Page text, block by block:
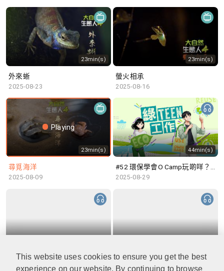
This website uses cookies to ensure you get the best
experience on our website. By continuing to browse
23min(s)
外來蜥
2025-08-23
23min(s)
螢火相承
2025-08-16
Playing
23min(s)
尋覓海洋
2025-08-09
44min(s)
#52 環保學會O Camp玩啲咩？ | 參與學生: Sammi、Cardi、Charles (香港科技大學 環境管理及科技學生聯會)
2025-08-29
#51 積極參與回收比賽 | 參與學生: 巫巫、Vincy、Thomas (樂善堂顧超文中學) (「SGREEN 校際回收比賽」最積極參與學校獎 中學組銀獎得主)
2025-08-22 2025-08-15